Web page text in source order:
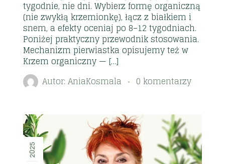
tygodnie, nie dni. Wybierz formę organiczną
(nie zwykłą krzemionkę), łącz z białkiem i
snem, a efekty oceniaj po 8–12 tygodniach.
Poniżej praktyczny przewodnik stosowania.
Mechanizm pierwiastka opisujemy też w
Krzem organiczny — […]
Autor:AniaKosmala 0 komentarzy
2025